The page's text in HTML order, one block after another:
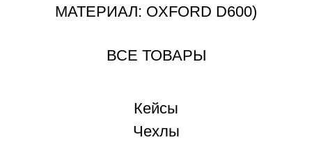
МАТЕРИАЛ: OXFORD D600)
ВСЕ ТОВАРЫ
Кейсы
Чехлы